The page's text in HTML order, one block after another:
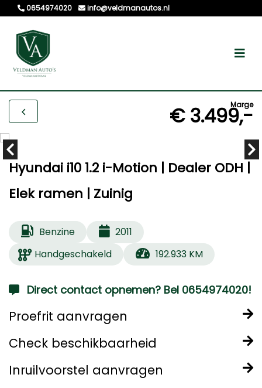
0654974020 info@veldmanautos.nl
Marge
€ 3.499,-
Hyundai i10 1.2 i-Motion | Dealer ODH |
Elek ramen | Zuinig
Benzine
2011
Handgeschakeld
192.933 KM
Direct contact opnemen? Bel 0654974020!
Proefrit aanvragen
Check beschikbaarheid
Inruilvoorstel aanvragen